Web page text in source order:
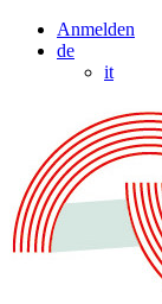
Anmelden
de
it